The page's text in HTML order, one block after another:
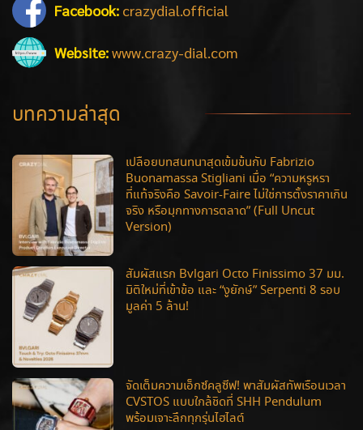
Facebook: crazydial.official
Website:www.crazy-dial.com
บทความล่าสุด
เปลือยบทสนทนาสุดเข้มข้นกับ Fabrizio
Buonamassa Stigliani เมื่อ “ความหรูหรา
ที่แท้จริงคือ Savoir-Faire ไม่ใช่การตั้งราคาเกิน
จริง หรือมุกทางการตลาด” (Full Uncut
Version)
สัมผัสแรก Bvlgari Octo Finissimo 37 มม.
มิติใหม่ที่เข้าข้อ และ “งูยักษ์” Serpenti 8 รอบ
มูลค่า 5 ล้าน!
จัดเต็มความเอ็กซ์คลูซีฟ! พาสัมผัสทัพเรือนเวลา
CVSTOS แบบใกล้ชิดที่ SHH Pendulum
พร้อมเจาะลึกทุกรุ่นไฮไลต์